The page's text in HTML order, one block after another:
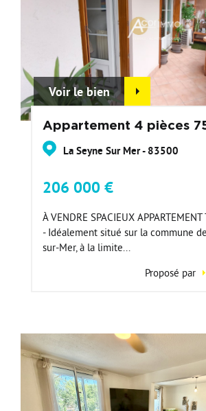
Voir le bien
Appartement 4 pièces
La Seyne Sur Mer - 83500
206 000 €
À VENDRE SPACIEUX
- Idéalement situé sur la commune
sur-Mer, à la limite...
Proposé par